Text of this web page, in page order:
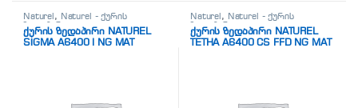
Naturel , Naturel - ქურის
ზედაპირი
ქურის ზედაპირი NATUREL
SİGMA A6400 I NG MAT
Naturel , Naturel - ქურის
ზედაპირი
ქურის ზედაპირი NATUREL
TETHA A6400 CS FFD NG MAT